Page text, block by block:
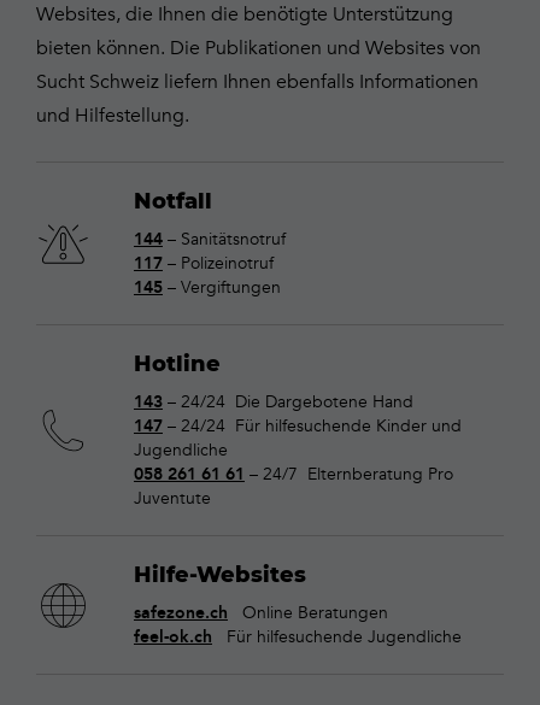
Websites, die Ihnen die benötigte Unterstützung
bieten können. Die Publikationen und Websites von
Sucht Schweiz liefern Ihnen ebenfalls Informationen
und Hilfestellung.
Notfall
144 – Sanitätsnotruf
117 – Polizeinotruf
145 – Vergiftungen
Hotline
143 – 24/24 Die Dargebotene Hand
147 – 24/24 Für hilfesuchende Kinder und
Jugendliche
058 261 61 61 – 24/7 Elternberatung Pro
Juventute
Hilfe-Websites
safezone.ch Online Beratungen
feel-ok.ch Für hilfesuchende Jugendliche